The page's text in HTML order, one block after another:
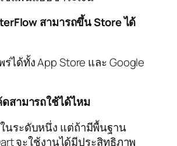
สามารถขึ้น Store ได้
ร่ได้ทั้ง App Store และ Google
สามารถใช้ได้ไหม
นระดับหนึ่ง แต่ถ้ามีพื้นฐาน
จะใช้งานได้มีประสิทธิภาพ